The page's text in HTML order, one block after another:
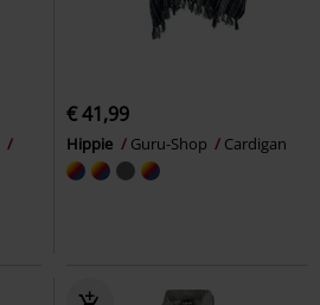
€ 41,99
Hippie Guru-Shop Cardigan